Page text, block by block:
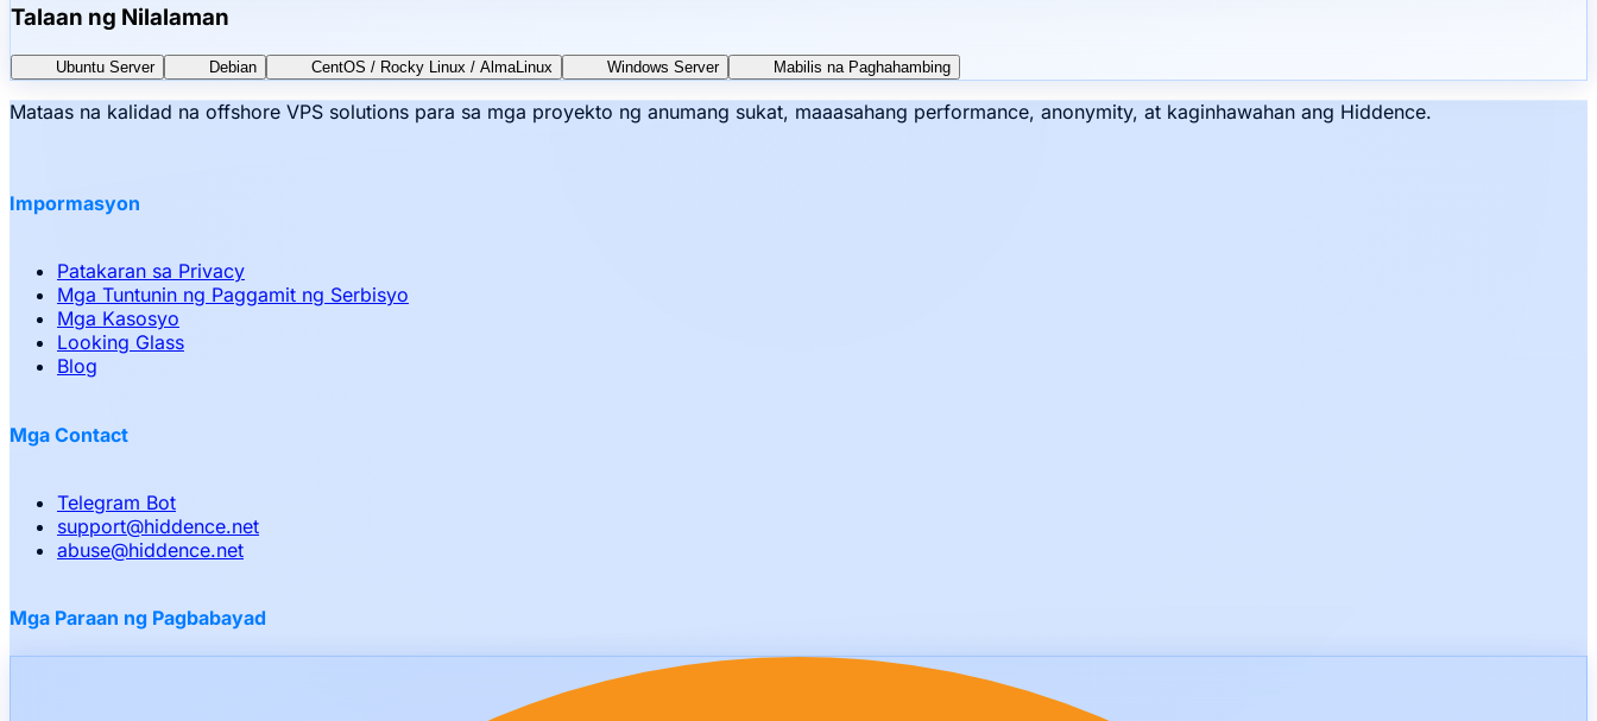
Talaan ng Nilalaman
Ubuntu Server Debian CentOS / Rocky Linux / AlmaLinux Windows Server Mabilis na Paghahambing
Mataas na kalidad na offshore VPS solutions para sa mga proyekto ng anumang sukat, maaasahang performance, anonymity, at kaginhawahan ang Hiddence.
Impormasyon
Patakaran sa Privacy
Mga Tuntunin ng Paggamit ng Serbisyo
Mga Kasosyo
Looking Glass
Blog
Mga Contact
Telegram Bot
support@hiddence.net
abuse@hiddence.net
Mga Paraan ng Pagbabayad